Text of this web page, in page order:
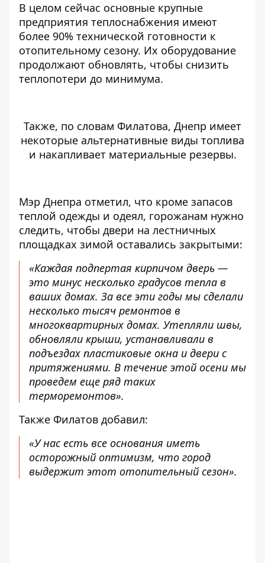
В целом сейчас основные крупные
предприятия теплоснабжения имеют
более 90% технической готовности к
отопительному сезону. Их оборудование
продолжают обновлять, чтобы снизить
теплопотери до минимума.
Также, по словам Филатова, Днепр имеет
некоторые альтернативные виды топлива
и накапливает материальные резервы.
Мэр Днепра отметил, что кроме запасов
теплой одежды и одеял, горожанам нужно
следить, чтобы двери на лестничных
площадках зимой оставались закрытыми:
«Каждая подпертая кирпичом дверь —
это минус несколько градусов тепла в
ваших домах. За все эти годы мы сделали
несколько тысяч ремонтов в
многоквартирных домах. Утепляли швы,
обновляли крыши, устанавливали в
подъездах пластиковые окна и двери с
притяжениями. В течение этой осени мы
проведем еще ряд таких
терморемонтов».
Также Филатов добавил:
«У нас есть все основания иметь
осторожный оптимизм, что город
выдержит этот отопительный сезон».